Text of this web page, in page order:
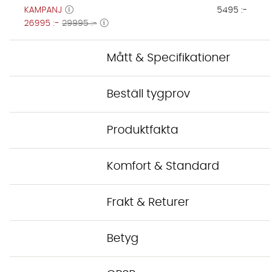
KAMPANJ
26995 :- 29995 :-
5495 :-
Mått & Specifikationer
Beställ tygprov
Produktfakta
Komfort & Standard
Frakt & Returer
Betyg